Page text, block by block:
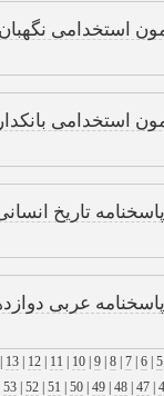
استخدامی نگهبان
استخدامی
تاریخ انسانی
عربی دوازدهم
|
5
|
6
|
7
|
8
|
9
|
10
11
|
12
|
13
|
47
|
48
|
49
|
50
51
|
52
|
53